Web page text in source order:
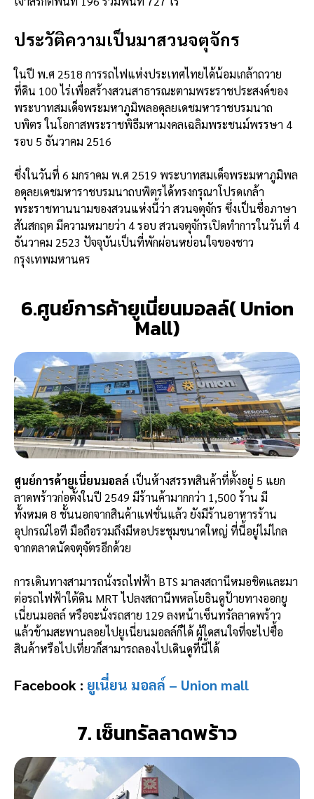
ประวัติความเป็นมาสวนจตุจักร
ในปี พ.ศ 2518 การรถไฟแห่งประเทศไทยได้น้อมเกล้าถวาย
ที่ดิน 100 ไร่เพื่อสร้างสวนสาธารณะตามพระราชประสงค์ของ
พระบาทสมเด็จพระมหาภูมิพลอดุลยเดชมหาราชบรมนาถ
บพิตร ในโอกาสพระราชพิธีมหามงคลเฉลิมพระชนม์พรรษา 4
รอบ 5 ธันวาคม 2516
ซึ่งในวันที่ 6 มกราคม พ.ศ 2519 พระบาทสมเด็จพระมหาภูมิพล
อดุลยเดชมหาราชบรมนาถบพิตรได้ทรงกรุณาโปรดเกล้า
พระราชทานนามของสวนแห่งนี้ว่า สวนจตุจักร ซึ่งเป็นชื่อภาษา
สันสกฤต มีความหมายว่า 4 รอบ สวนจตุจักรเปิดทำการในวันที่ 4
ธันวาคม 2523 ปัจจุบันเป็นที่พักผ่อนหย่อนใจของชาว
กรุงเทพมหานคร
6.ศูนย์การค้ายูเนี่ยนมอลล์( Union
Mall)
ศูนย์การค้ายูเนี่ยนมอลล์ เป็นห้างสรรพสินค้าที่ตั้งอยู่ 5 แยก
ลาดพร้าวก่อตั้งในปี 2549 มีร้านค้ามากกว่า 1,500 ร้าน มี
ทั้งหมด 8 ชั้นนอกจากสินค้าแฟชั่นแล้ว ยังมีร้านอาหารร้าน
อุปกรณ์ไอที มือถือรวมถึงมีหอประชุมขนาดใหญ่ ที่นี้อยู่ไม่ไกล
จากตลาดนัดจตุจัตรอีกด้วย
การเดินทางสามารถนั่งรถไฟฟ้า BTS มาลงสถานีหมอชิตและมา
ต่อรถไฟฟ้าใต้ดิน MRT ไปลงสถานีพหลโยธินดูป้ายทางออกยู
เนี่ยนมอลล์ หรือจะนั่งรถสาย 129 ลงหน้าเซ็นทรัลลาดพร้าว
แล้วข้ามสะพานลอยไปยูเนี่ยนมอลล์ก็ได้ ผู้ใดสนใจที่จะไปซื้อ
สินค้าหรือไปเที่ยวก็สามารถลองไปเดินดูที่นี้ได้
Facebook : ยูเนี่ยน มอลล์ – Union mall
7. เซ็นทรัลลาดพร้าว